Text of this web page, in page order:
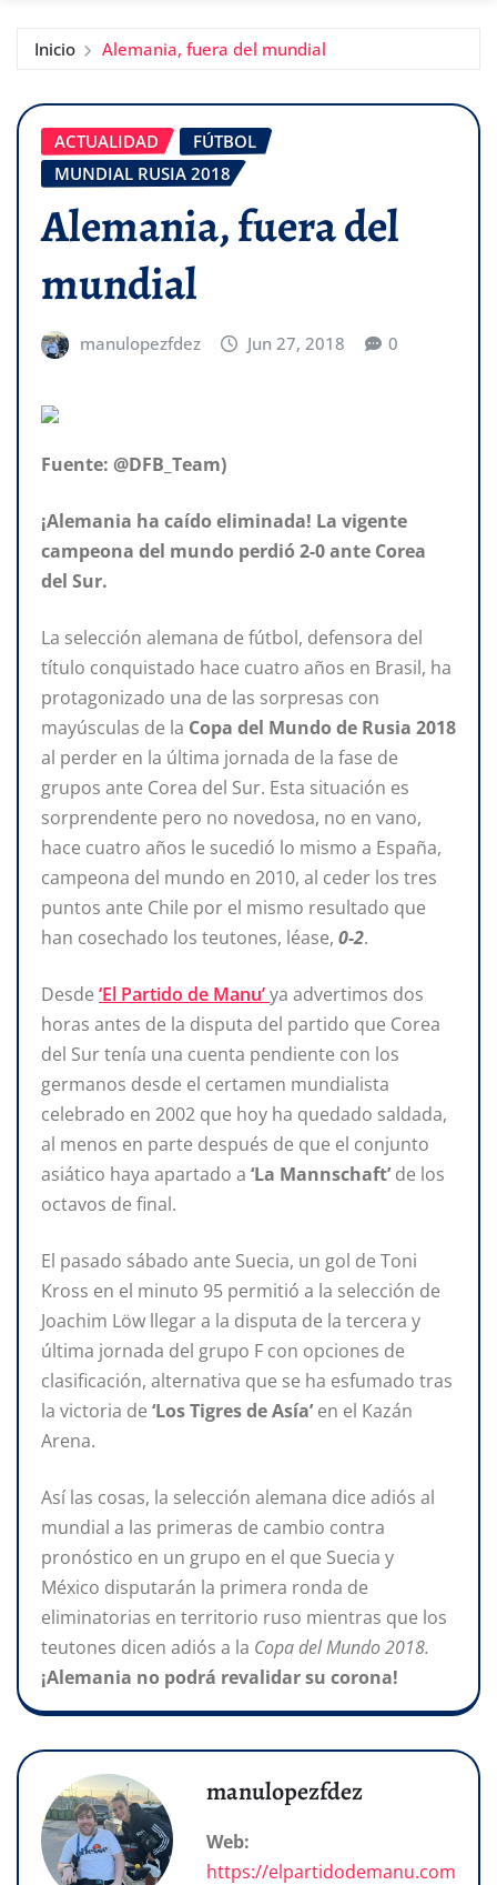
Inicio Alemania, fuera del mundial
ACTUALIDAD
FÚTBOL
MUNDIAL RUSIA 2018
Alemania, fuera del
mundial
manulopezfdez Jun 27, 2018 0
Fuente: @DFB_Team)
¡Alemania ha caído eliminada! La vigente
campeona del mundo perdió 2-0 ante Corea
del Sur.
La selección alemana de fútbol, defensora del
título conquistado hace cuatro años en Brasil, ha
protagonizado una de las sorpresas con
mayúsculas de la Copa del Mundo de Rusia 2018
al perder en la última jornada de la fase de
grupos ante Corea del Sur. Esta situación es
sorprendente pero no novedosa, no en vano,
hace cuatro años le sucedió lo mismo a España,
campeona del mundo en 2010, al ceder los tres
puntos ante Chile por el mismo resultado que
han cosechado los teutones, léase, 0-2.
Desde ‘El Partido de Manu’ya advertimos dos
horas antes de la disputa del partido que Corea
del Sur tenía una cuenta pendiente con los
germanos desde el certamen mundialista
celebrado en 2002 que hoy ha quedado saldada,
al menos en parte después de que el conjunto
asiático haya apartado a ‘La Mannschaft’de los
octavos de final.
El pasado sábado ante Suecia, un gol de Toni
Kross en el minuto 95 permitió a la selección de
Joachim Löw llegar a la disputa de la tercera y
última jornada del grupo F con opciones de
clasificación, alternativa que se ha esfumado tras
la victoria de ‘Los Tigres de Asía’en el Kazán
Arena.
Así las cosas, la selección alemana dice adiós al
mundial a las primeras de cambio contra
pronóstico en un grupo en el que Suecia y
México disputarán la primera ronda de
eliminatorias en territorio ruso mientras que los
teutones dicen adiós a la Copa del Mundo 2018.
¡Alemania no podrá revalidar su corona!
manulopezfdez
Web:
https://elpartidodemanu.com